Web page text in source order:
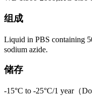
组成
Liquid in PBS containing
sodium azide.
储存
-15°C to -25°C/1 year（